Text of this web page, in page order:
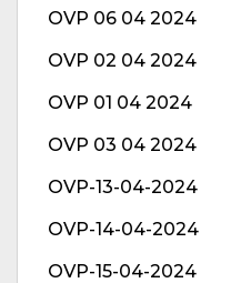
OVP 06 04 2024
OVP 02 04 2024
OVP 01 04 2024
OVP 03 04 2024
OVP-13-04-2024
OVP-14-04-2024
OVP-15-04-2024